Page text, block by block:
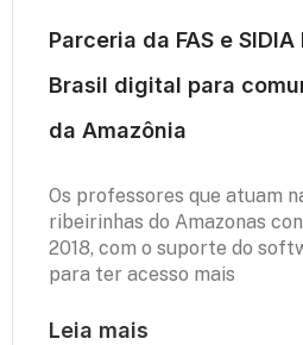
Parceria da FAS e
Brasil digital para
da Amazônia
Os professores que atuam
ribeirinhas do Amazonas
2018, com o suporte do
para ter acesso mais
Leia mais